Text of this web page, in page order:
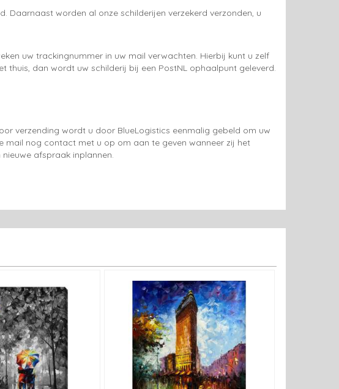
Daarnaast worden al onze schilderijen verzekerd verzonden, u
uw trackingnummer in uw mail verwachten. Hierbij kunt u zelf
thuis, dan wordt uw schilderij bij een PostNL ophaalpunt geleverd.
verzending wordt u door BlueLogistics eenmalig gebeld om uw
mail nog contact met u op om aan te geven wanneer zij het
afspraak inplannen.